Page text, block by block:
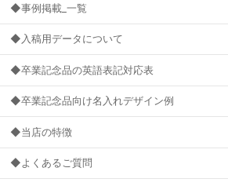
◆事例掲載_一覧
◆入稿用データについて
◆卒業記念品の英語表記対応表
◆卒業記念品向け名入れデザイン例
◆当店の特徴
◆よくあるご質問